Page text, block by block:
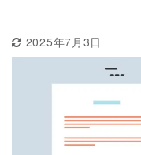
2025年7月3日